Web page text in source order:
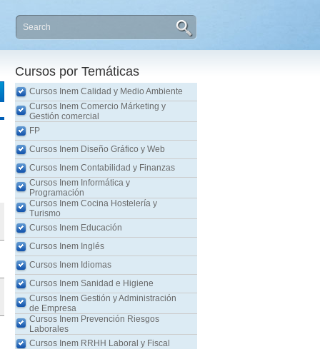
Cursos por Temáticas
Cursos Inem Calidad y Medio Ambiente
Cursos Inem Comercio Márketing y
Gestión comercial
FP
Cursos Inem Diseño Gráfico y Web
Cursos Inem Contabilidad y Finanzas
Cursos Inem Informática y
Programación
Cursos Inem Cocina Hostelería y
Turismo
Cursos Inem Educación
Cursos Inem Inglés
Cursos Inem Idiomas
Cursos Inem Sanidad e Higiene
Cursos Inem Gestión y Administración
de Empresa
Cursos Inem Prevención Riesgos
Laborales
Cursos Inem RRHH Laboral y Fiscal